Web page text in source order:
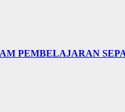
PEMBELAJARAN